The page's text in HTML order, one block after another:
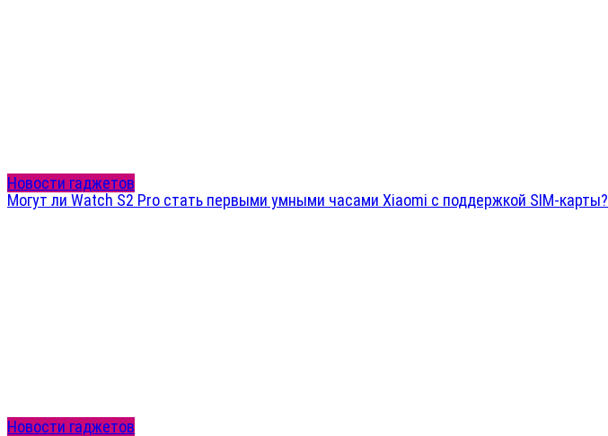
Новости гаджетов
Могут ли Watch S2 Pro стать первыми умными часами Xiaomi с поддержкой SIM-карты?
Новости гаджетов